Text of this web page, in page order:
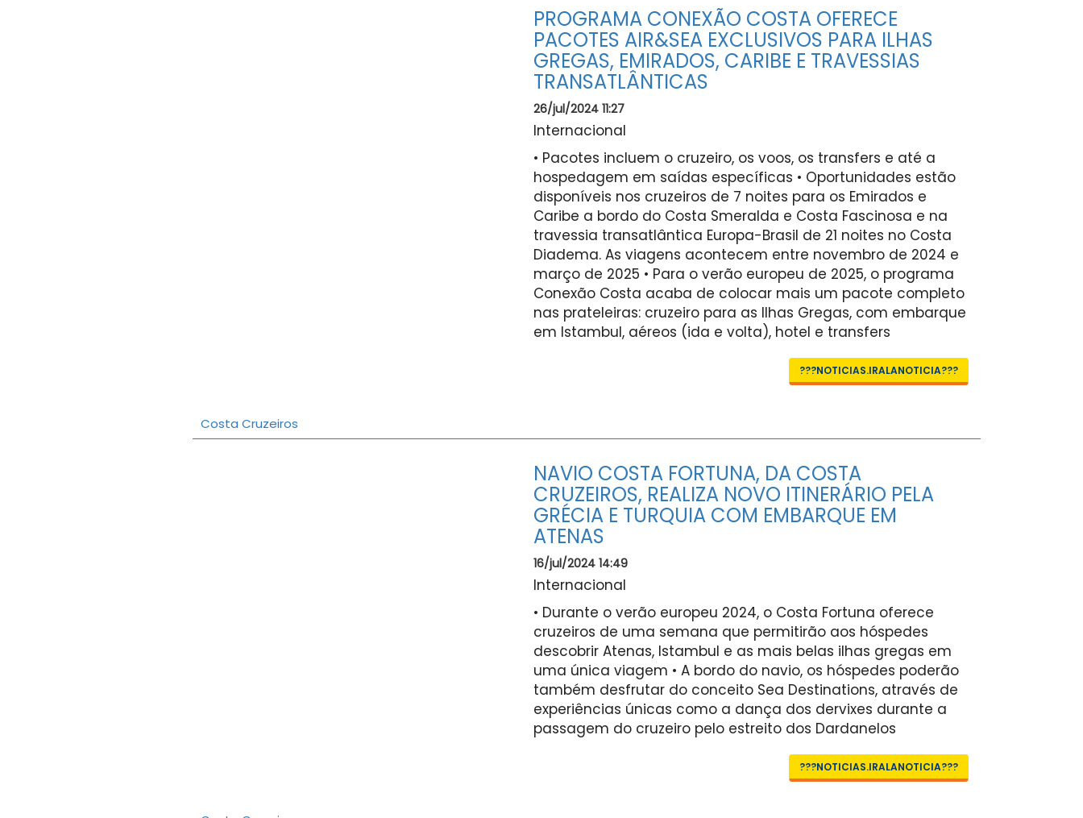
PROGRAMA CONEXÃO COSTA OFERECE
PACOTES AIR&SEA EXCLUSIVOS PARA ILHAS
GREGAS, EMIRADOS, CARIBE E TRAVESSIAS
TRANSATLÂNTICAS
26/jul/2024 11:27
Internacional
• Pacotes incluem o cruzeiro, os voos, os transfers e até a
hospedagem em saídas específicas • Oportunidades estão
disponíveis nos cruzeiros de 7 noites para os Emirados e
Caribe a bordo do Costa Smeralda e Costa Fascinosa e na
travessia transatlântica Europa-Brasil de 21 noites no Costa
Diadema. As viagens acontecem entre novembro de 2024 e
março de 2025 • Para o verão europeu de 2025, o programa
Conexão Costa acaba de colocar mais um pacote completo
nas prateleiras: cruzeiro para as Ilhas Gregas, com embarque
em Istambul, aéreos (ida e volta), hotel e transfers
???NOTICIAS.IRALANOTICIA???
Costa Cruzeiros
NAVIO COSTA FORTUNA, DA COSTA
CRUZEIROS, REALIZA NOVO ITINERÁRIO PELA
GRÉCIA E TURQUIA COM EMBARQUE EM
ATENAS
16/jul/2024 14:49
Internacional
• Durante o verão europeu 2024, o Costa Fortuna oferece
cruzeiros de uma semana que permitirão aos hóspedes
descobrir Atenas, Istambul e as mais belas ilhas gregas em
uma única viagem • A bordo do navio, os hóspedes poderão
também desfrutar do conceito Sea Destinations, através de
experiências únicas como a dança dos dervixes durante a
passagem do cruzeiro pelo estreito dos Dardanelos
???NOTICIAS.IRALANOTICIA???